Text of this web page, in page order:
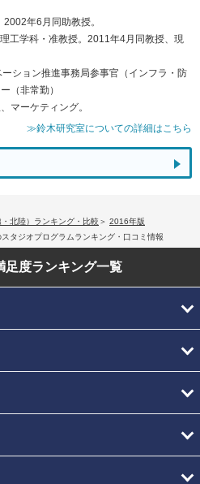
年6月同助教授。
工学科・准教授。2011年4月同教授、現
ション推進事務局参事官（インフラ・防
（非常勤）
マーケティング。
≫鈴木研究室についての詳細はこちら
北陸）ランキング・比較
2016年版
タジオプログラムランキング・口コミ情報
足度ランキング一覧